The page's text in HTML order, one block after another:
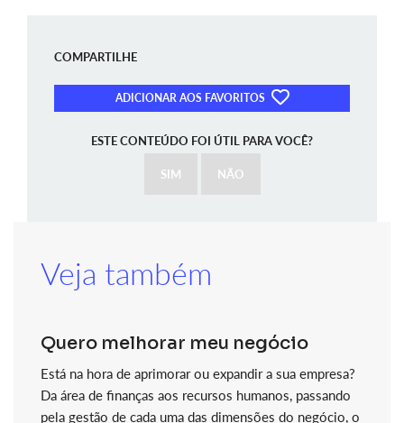
COMPARTILHE
ADICIONAR AOS FAVORITOS
ESTE CONTEÚDO FOI ÚTIL PARA VOCÊ?
SIM NÃO
Veja também
Quero melhorar meu negócio
Está na hora de aprimorar ou expandir a sua empresa?
Da área de finanças aos recursos humanos, passando
pela gestão de cada uma das dimensões do negócio, o